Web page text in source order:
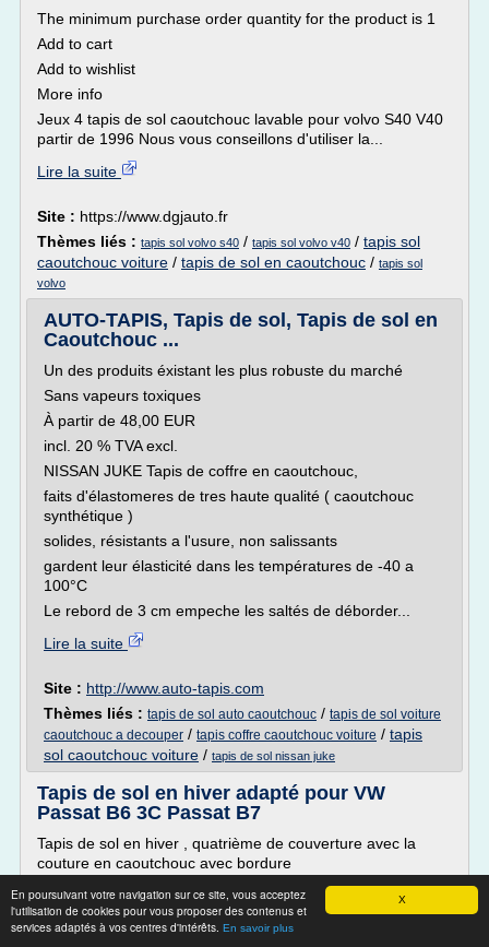
X
En poursuivant votre navigation sur ce site, vous acceptez
l'utilisation de cookies pour vous proposer des contenus et
services adaptés à vos centres d'intérêts. En savoir plus
The minimum purchase order quantity for the product is 1
Add to cart
Add to wishlist
More info
Jeux 4 tapis de sol caoutchouc lavable pour volvo S40 V40
partir de 1996 Nous vous conseillons d'utiliser la...
Lire la suite
Site : https://www.dgjauto.fr
Thèmes liés : tapis sol volvo s40 / tapis sol volvo v40 / tapis sol
caoutchouc voiture / tapis de sol en caoutchouc / tapis sol
volvo
AUTO-TAPIS, Tapis de sol, Tapis de sol en
Caoutchouc ...
Un des produits éxistant les plus robuste du marché
Sans vapeurs toxiques
À partir de 48,00 EUR
incl. 20 % TVA excl.
NISSAN JUKE Tapis de coffre en caoutchouc,
faits d'élastomeres de tres haute qualité ( caoutchouc
synthétique )
solides, résistants a l'usure, non salissants
gardent leur élasticité dans les températures de -40 a
100°C
Le rebord de 3 cm empeche les saltés de déborder...
Lire la suite
Site : http://www.auto-tapis.com
Thèmes liés : tapis de sol auto caoutchouc / tapis de sol voiture
caoutchouc a decouper / tapis coffre caoutchouc voiture / tapis
sol caoutchouc voiture / tapis de sol nissan juke
Tapis de sol en hiver adapté pour VW
Passat B6 3C Passat B7
Tapis de sol en hiver , quatrième de couverture avec la
couture en caoutchouc avec bordure
Nous combine les avantages du caoutchouc et de tapis de
voiture en elle-même et maintenant vous offrir exactement
ces tapis sur! Notre Tapis de sol en hiver et se sentir